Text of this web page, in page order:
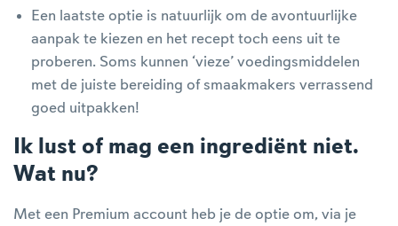
Een laatste optie is natuurlijk om de avontuurlijke
aanpak te kiezen en het recept toch eens uit te
proberen. Soms kunnen ‘vieze’ voedingsmiddelen
met de juiste bereiding of smaakmakers verrassend
goed uitpakken!
Ik lust of mag een ingrediënt niet.
Wat nu?
Met een Premium account heb je de optie om, via je